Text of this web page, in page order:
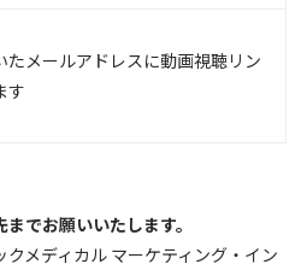
たメールアドレスに動画視聴リン
す
でお願いいたします。
クメディカル マーケティング・イン